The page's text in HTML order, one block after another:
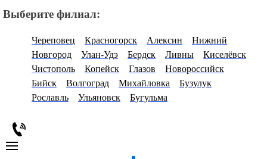
Выберите филиал:
Череповец Красногорск Алексин
Нижний
Новгород
Улан-Удэ Бердск Ливны
Киселёвск
Чистополь
Копейск Глазов
Новороссийск
Бийск
Волгоград Михайловка
Бузулук
Рославль
Ульяновск Бугульма